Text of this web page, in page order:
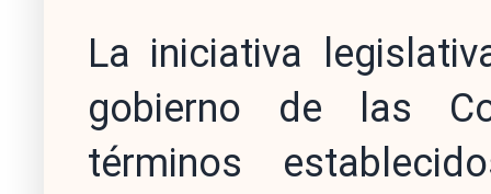
La iniciativa
gobierno de las
términos